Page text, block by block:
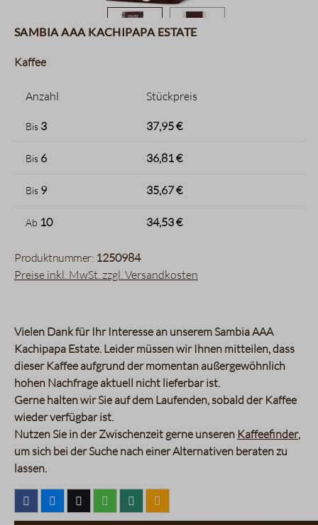
Sambia AAA Kachipapa Estate
Kaffee
Anzahl Stückpreis
Bis 3 37,95 €
Bis 6 36,81 €
Bis 9 35,67 €
Ab 10 34,53 €
Produktnummer: 1250984
Preise inkl. MwSt. zzgl. Versandkosten
Vielen Dank für Ihr Interesse an unserem Sambia AAA
Kachipapa Estate. Leider müssen wir Ihnen mitteilen, dass
dieser Kaffee aufgrund der momentan außergewöhnlich
hohen Nachfrage aktuell nicht lieferbar ist.
Gerne halten wir Sie auf dem Laufenden, sobald der Kaffee
wieder verfügbar ist.
Nutzen Sie in der Zwischenzeit gerne unseren Kaffeefinder,
um sich bei der Suche nach einer Alternativen beraten zu
lassen.